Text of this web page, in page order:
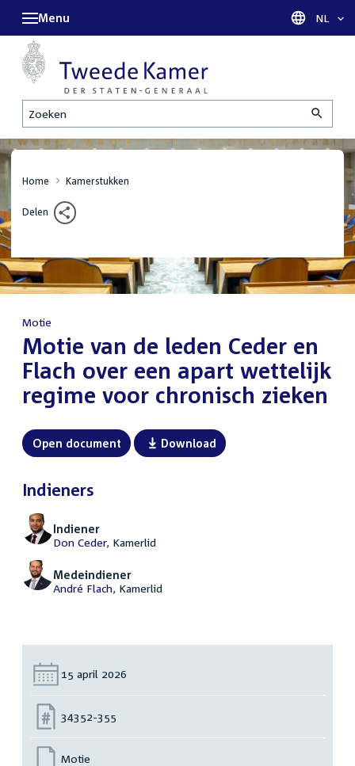
Zoeken
Menu Taal
NL
Home Kamerstukken
Delen
Motie
:Motie van de leden Ceder en
Flach over een apart wettelijk
regime voor chronisch zieken
Open document Download
Indieners
Indiener
Don Ceder, Kamerlid
Medeindiener
André Flach, Kamerlid
Datum:
15 april 2026
Nummer:
34352-355
Motie